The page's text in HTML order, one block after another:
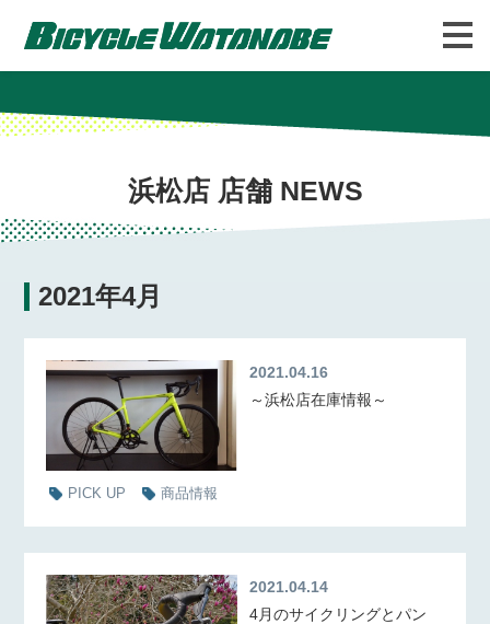
FAQ
浜松店 店舗 NEWS
2021年4月
2021.04.16
～浜松店在庫情報～
PICK UP 商品情報
2021.04.14
4月のサイクリングとパン